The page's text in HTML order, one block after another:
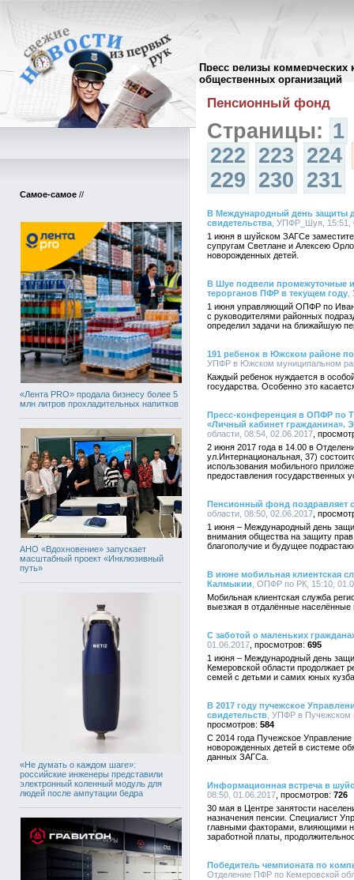
Пресс релизы коммерческих
общественных организаций
Самое-самое //
«Лента PRO» продала бизнесу более 5
млн литров прохладительных напитков
АНО «Вдохновение» запускает
масштабный проект «Инклюзивный
путь»
«Не думать о каждом шаге»:
российские инженеры представили
электронный коленный модуль для
людей после ампутации бедра
Архив пресс-релизов//
Пенсионный фонд
Страницы: 1
222 223 224
229 230 231
В Международный день защиты
свидетельства , УПФР_Шуя, 15:51,
1 июня в шуйском ЗАГСе
супругам Светлане и Алексею
новорожденных детей.
В Шуе подвели промежуточные
терорганов ПФР в текущем году
1 июня управляющий ОПФР по
с руководителями районных
определил задачи на ближайшую
191 ребенок в Южском районе
УПФР в Южском муниципальном
Каждый ребенок нуждается в
государства. Особенно это
Пресс-конференция в ОПФР по
«Личный кабинет гражданина».
области, 08:54, 02.06.2017
2 июня 2017 года в 14.00 в
ул.Интернациональная, 37)
использования мобильного
предоставления государственных
Пенсионный фонд поздравляет
области, 08:50, 02.06.2017
1 июня – Международный день
внимания общества на защиту прав
благополучие и будущее
В июне мобильная клиентская
Калмыкии , ОПФР по РК, 15:10,
Мобильная клиентская служба
выезжая в отдалённые населённые
С заботой о маленьких
01.06.2017
695
1 июня – Международный день
Кемеровской области продолжает
семей с детьми и самих юных
В 2017 году пучежское
свидетельств , УПФР в Пучежском
584
С 2014 года Пучежское
новорожденных детей в системе
данных ЗАГСа.
Информационная встреча в
08:50, 01.06.2017
726
30 мая в Центре занятости
назначения пенсии. Специалист
главными факторами, влияющими
заработной платы,
Победитель чемпионата по
Отделение ПФР по Кемеровской